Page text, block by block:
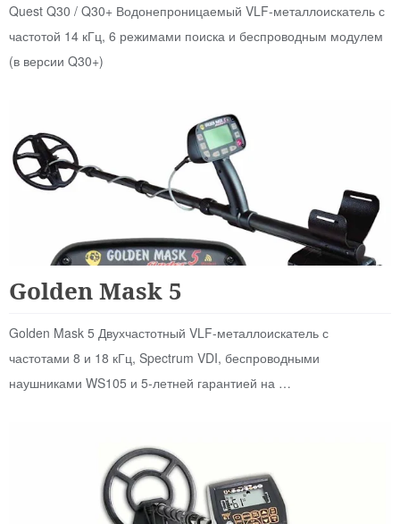
Quest Q30 / Q30+ Водонепроницаемый VLF-металлоискатель с
частотой 14 кГц, 6 режимами поиска и беспроводным модулем
(в версии Q30+)
Golden Mask 5
Golden Mask 5 Двухчастотный VLF-металлоискатель с
частотами 8 и 18 кГц, Spectrum VDI, беспроводными
наушниками WS105 и 5-летней гарантией на …